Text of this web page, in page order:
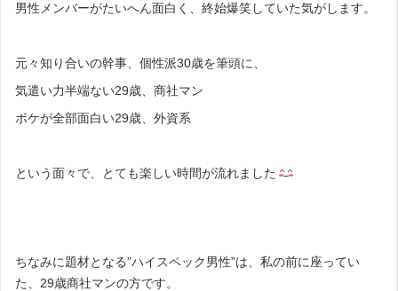
男性メンバーがたいへん面白く、終始爆笑していた気がします。
元々知り合いの幹事、個性派30歳を筆頭に、
気遣い力半端ない29歳、商社マン
ボケが全部面白い29歳、外資系
という面々で、とても楽しい時間が流れました
ちなみに題材となる”ハイスペック男性”は、私の前に座ってい
た、29歳商社マンの方です。